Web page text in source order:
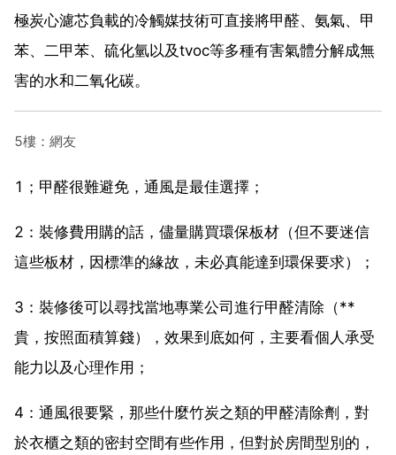
極炭心濾芯負載的冷觸媒技術可直接將甲醛、氨氣、甲
苯、二甲苯、硫化氫以及tvoc等多種有害氣體分解成無
害的水和二氧化碳。
5樓：網友
1；甲醛很難避免，通風是最佳選擇；
2：裝修費用購的話，儘量購買環保板材（但不要迷信
這些板材，因標準的緣故，未必真能達到環保要求）；
3：裝修後可以尋找當地專業公司進行甲醛清除（**
貴，按照面積算錢），效果到底如何，主要看個人承受
能力以及心理作用；
4：通風很要緊，那些什麼竹炭之類的甲醛清除劑，對
於衣櫃之類的密封空間有些作用，但對於房間型別的，